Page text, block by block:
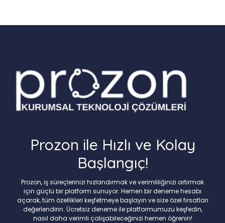
Prozon ile Hızlı ve Kolay
Başlangıç!
Prozon, iş süreçlerinizi hızlandırmak ve verimliliğinizi artırmak
için güçlü bir platform sunuyor. Hemen bir deneme hesabı
açarak, tüm özellikleri keşfetmeye başlayın ve size özel fırsatları
değerlendirin. Ücretsiz deneme ile platformumuzu keşfedin,
nasıl daha verimli çalışabileceğinizi hemen öğrenin!